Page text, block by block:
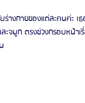
ร่างกายของแต่ละคนค่ะ เ
จมูก ตรงช่วงกรอบหน้าเ